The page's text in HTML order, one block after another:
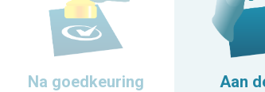
Na goedkeuring Aan